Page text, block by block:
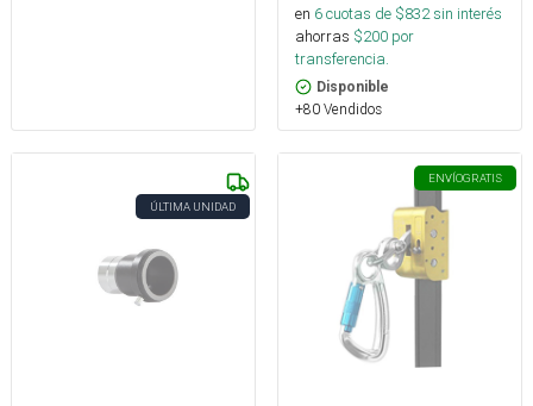
en 6cuotas de $832sin interés
ahorras $200 por
transferencia.
Disponible
+80 Vendidos
ÚLTIMA UNIDAD
ENVÍOGRATIS